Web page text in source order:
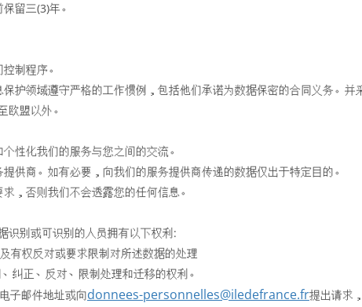
留三(3)年。
制程序。
护领域遵守严格的工作惯例，包括他们承诺为数据保密的合同义务。并
盟以外。
性化我们的服务与您之间的交流。
供商。如有必要，向我们的服务提供商传递的数据仅出于特定目的。
，否则我们不会透露您的任何信息。
识别或可识别的人员拥有以下权利:
有权反对或要求限制对所述数据的处理
纠正、反对、限制处理和迁移的权利。
子邮件地址或向donnees-personnelles@iledefrance.fr提出请求